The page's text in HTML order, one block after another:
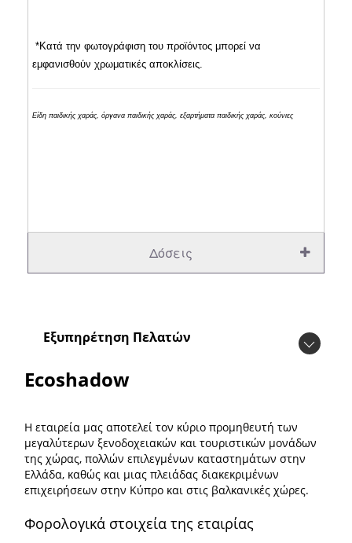
*Κατά την φωτογράφιση του προϊόντος μπορεί να
εμφανισθούν χρωματικές αποκλίσεις.
Είδη παιδικής χαράς, όργανα παιδικής χαράς, εξαρτήματα παιδικής χαράς, κούνιες
Δόσεις
Εξυπηρέτηση Πελατών
Ecoshadow
Η εταιρεία μας αποτελεί τον κύριο προμηθευτή των
μεγαλύτερων ξενοδοχειακών και τουριστικών μονάδων
της χώρας, πολλών επιλεγμένων καταστημάτων στην
Ελλάδα, καθώς και μιας πλειάδας διακεκριμένων
επιχειρήσεων στην Κύπρο και στις βαλκανικές χώρες.
Φορολογικά στοιχεία της εταιρίας